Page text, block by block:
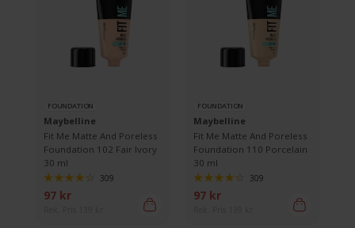
FOUNDATION
Maybelline
Fit Me Matte And Poreless
Foundation 102 Fair Ivory
30 ml
309
97 kr
FOUNDATION
Maybelline
Fit Me Matte And Poreless
Foundation 110 Porcelain
30 ml
309
97 kr